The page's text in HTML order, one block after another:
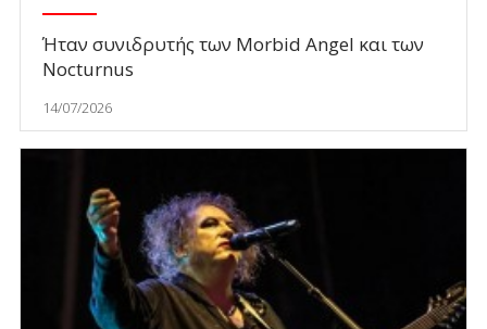
Ήταν συνιδρυτής των Morbid Angel και των
Nocturnus
14/07/2026